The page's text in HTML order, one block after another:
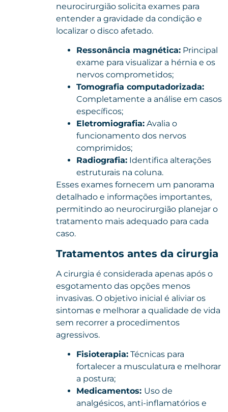
neurocirurgião solicita exames para
entender a gravidade da condição e
localizar o disco afetado.
Ressonância magnética: Principal
exame para visualizar a hérnia e os
nervos comprometidos;
Tomografia computadorizada:
Completamente a análise em casos
específicos;
Eletromiografia: Avalia o
funcionamento dos nervos
comprimidos;
Radiografia: Identifica alterações
estruturais na coluna.
Esses exames fornecem um panorama
detalhado e informações importantes,
permitindo ao neurocirurgião planejar o
tratamento mais adequado para cada
caso.
Tratamentos antes da cirurgia
A cirurgia é considerada apenas após o
esgotamento das opções menos
invasivas. O objetivo inicial é aliviar os
sintomas e melhorar a qualidade de vida
sem recorrer a procedimentos
agressivos.
Fisioterapia: Técnicas para
fortalecer a musculatura e melhorar
a postura;
Medicamentos: Uso de
analgésicos, anti-inflamatórios e